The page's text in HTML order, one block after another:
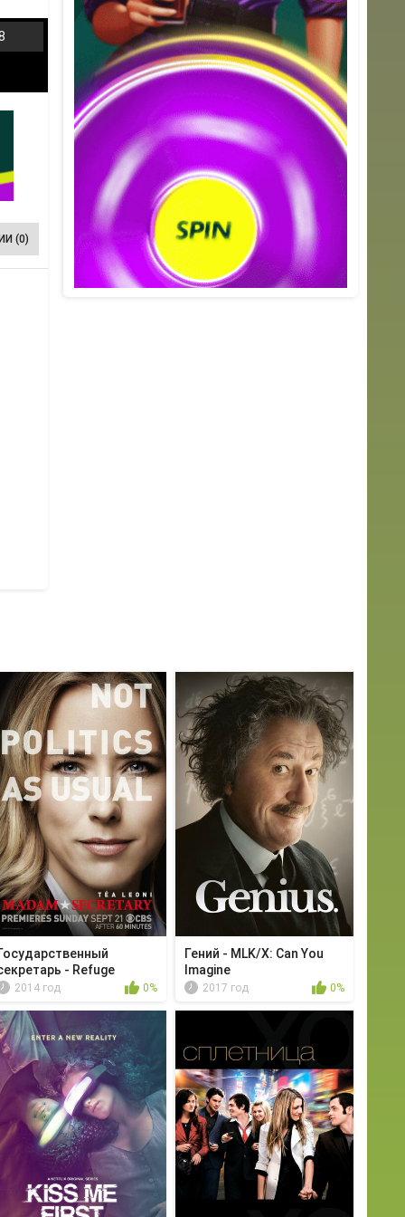
(0)
- Refuge
2014 год 0%
Гений - MLK/X: Can You
Imagine
2017 год 0%